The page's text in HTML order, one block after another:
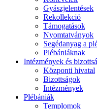
Gyászjelentések
Rekollekció
Támogatások
Nyomtatványok
Segédanyag a
Plébániáknak
Intézmények és
Központi hivatal
Bizottságok
Intézmények
Plébániák
Templomok